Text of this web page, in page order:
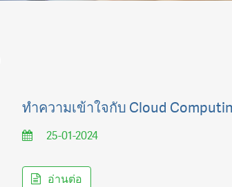
ทำความเข้าใจกับ Cloud
25-01-2024
อ่านต่อ